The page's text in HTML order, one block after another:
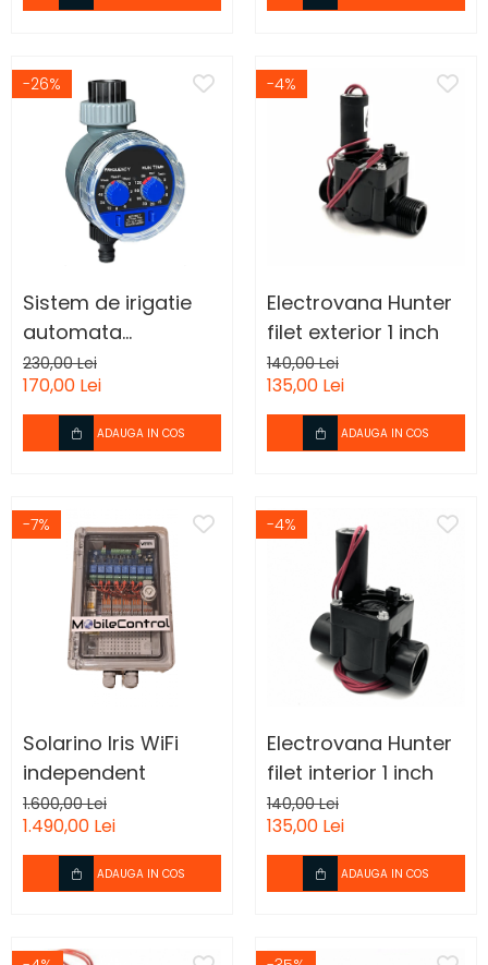
-26%
Sistem de irigatie
automata
functional cu
presiune
gravitationala a
apei
230,00 Lei
170,00 Lei
ADAUGA IN COS
-4%
Electrovana Hunter
filet exterior 1 inch
140,00 Lei
135,00 Lei
ADAUGA IN COS
-7%
Solarino Iris WiFi
independent
1.600,00 Lei
1.490,00 Lei
ADAUGA IN COS
-4%
Electrovana Hunter
filet interior 1 inch
140,00 Lei
135,00 Lei
ADAUGA IN COS